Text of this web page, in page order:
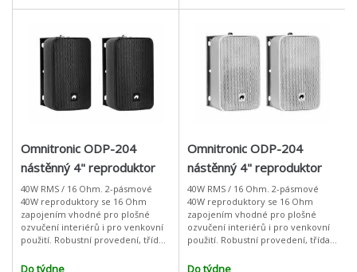
Omnitronic ODP-204
nástěnný 4" reproduktor
40W, 16 Ohm, IP54, černý,
cena / pár
40W RMS / 16 Ohm. 2-pásmové
40W reproduktory se 16 Ohm
zapojením vhodné pro plošné
ozvučení interiérů i pro venkovní
použití. Robustní provedení, třída
držák. Ideální reproboxy pro ozvu
Do týdne
Omnitronic ODP-204
nástěnný 4" reproduktor
40W, 16 Ohm, IP54, bílý,
cena / pár
40W RMS / 16 Ohm. 2-pásmové
40W reproduktory se 16 Ohm
zapojením vhodné pro plošné
ozvučení interiérů i pro venkovní
použití. Robustní provedení, třída
držák. Ideální reproboxy pro ozvu
Do týdne